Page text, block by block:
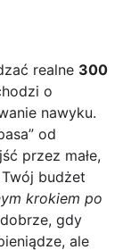
realne 300
o
nawyku.
od
przez małe,
budżet
krokiem po
gdy
ale